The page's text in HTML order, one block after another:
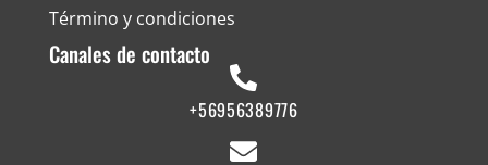
Término y condiciones
Canales de contacto
+56956389776